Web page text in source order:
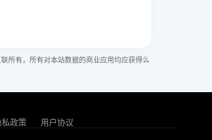
所有，所有对本站数据的商业应用均应获得么
私政策 用户协议